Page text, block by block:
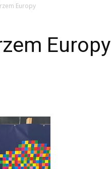
Europy
Europy